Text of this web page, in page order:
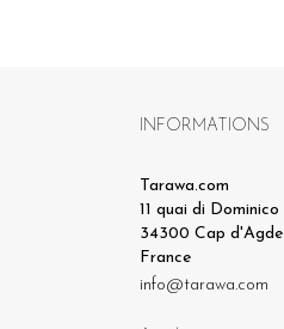
INFORMATIONS
Tarawa.com
11 quai di Dominico
34300 Cap d'Agde
France
info@tarawa.com